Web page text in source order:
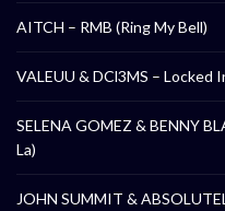
AITCH – RMB (Ring My Bell)
VALEUU & DCl3MS – Locked
SELENA GOMEZ & BENNY
La)
JOHN SUMMIT &